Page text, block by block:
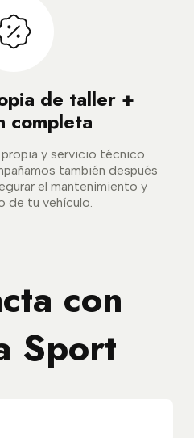
de taller +
completa
y servicio técnico
también después
el mantenimiento y
de tu vehículo.
con
Sport